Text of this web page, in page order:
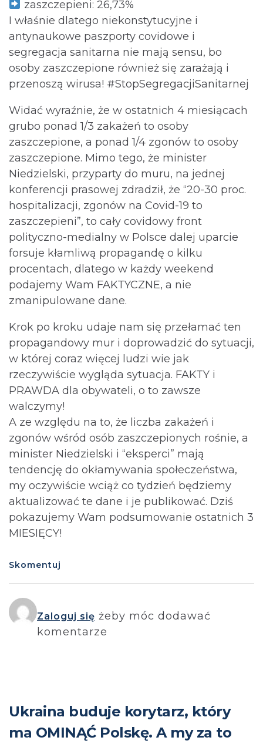
zaszczepieni: 26,73%
I właśnie dlatego niekonstytucyjne i
antynaukowe paszporty covidowe i
segregacja sanitarna nie mają sensu, bo
osoby zaszczepione również się zarażają i
przenoszą wirusa! #StopSegregacjiSanitarnej
Widać wyraźnie, że w ostatnich 4 miesiącach
grubo ponad 1/3 zakażeń to osoby
zaszczepione, a ponad 1/4 zgonów to osoby
zaszczepione. Mimo tego, że minister
Niedzielski, przyparty do muru, na jednej
konferencji prasowej zdradził, że “20-30 proc.
hospitalizacji, zgonów na Covid-19 to
zaszczepieni”, to cały covidowy front
polityczno-medialny w Polsce dalej uparcie
forsuje kłamliwą propagandę o kilku
procentach, dlatego w każdy weekend
podajemy Wam FAKTYCZNE, a nie
zmanipulowane dane.
Krok po kroku udaje nam się przełamać ten
propagandowy mur i doprowadzić do sytuacji,
w której coraz więcej ludzi wie jak
rzeczywiście wygląda sytuacja. FAKTY i
PRAWDA dla obywateli, o to zawsze
walczymy!
A ze względu na to, że liczba zakażeń i
zgonów wśród osób zaszczepionych rośnie, a
minister Niedzielski i “eksperci” mają
tendencję do okłamywania społeczeństwa,
my oczywiście wciąż co tydzień będziemy
aktualizować te dane i je publikować. Dziś
pokazujemy Wam podsumowanie ostatnich 3
MIESIĘCY!
Skomentuj
Zaloguj się żeby móc dodawać
komentarze
Ukraina buduje korytarz, który
ma OMINĄĆ Polskę. A my za to